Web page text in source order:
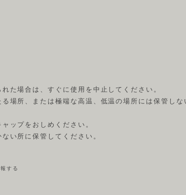
た場合は、すぐに使用を中止してください。
場所、または極端な高温、低温の場所には保管しな
ップをおしめください。
い所に保管してください。
する